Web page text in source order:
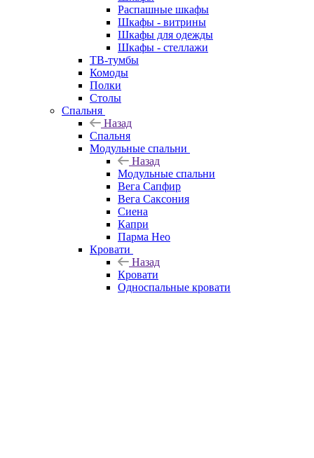
Распашные шкафы
Шкафы - витрины
Шкафы для одежды
Шкафы - стеллажи
ТВ-тумбы
Комоды
Полки
Столы
Спальня
Назад
Спальня
Модульные спальни
Назад
Модульные спальни
Вега Сапфир
Вега Саксония
Сиена
Капри
Парма Нео
Кровати
Назад
Кровати
Односпальные кровати